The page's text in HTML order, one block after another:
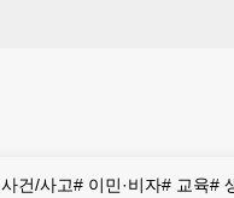
사건/사고# 이민·비자# 교육#